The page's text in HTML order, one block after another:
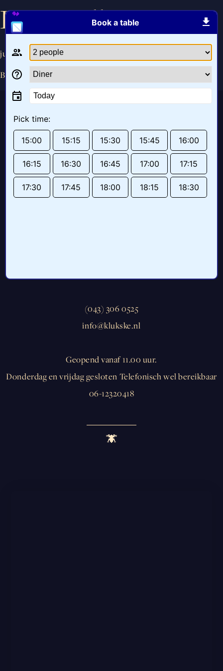
Ratatouille soep
juni 22, 2020
By
angelique
(043) 306 0525
info@klukske.nl
Geopend vanaf 11.00 uur.
Donderdag en vrijdag gesloten Telefonisch wel bereikbaar
06-12320418
Book a table
Today
Pick time:
15:00 15:15 15:30 15:45 16:00
16:15 16:30 16:45 17:00 17:15
17:30 17:45 18:00 18:15 18:30